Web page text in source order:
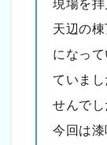
現場を
天辺の
になっ
ていま
せんで
今回は